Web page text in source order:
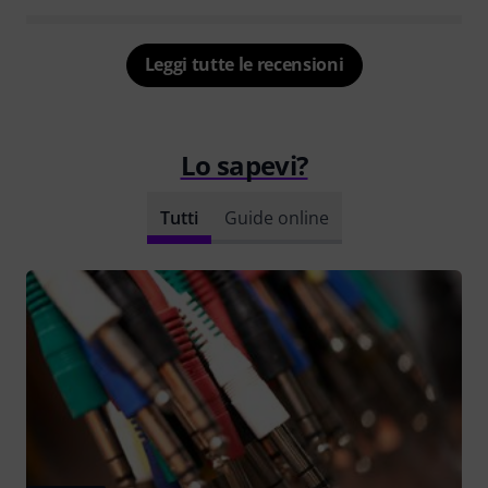
Leggi tutte le recensioni
Lo sapevi?
Tutti Guide online